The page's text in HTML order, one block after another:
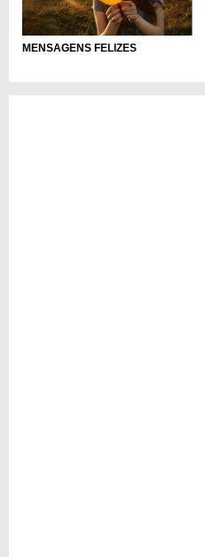
MENSAGENS FELIZES